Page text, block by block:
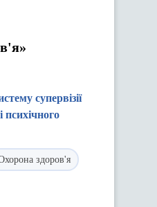
супервізії
психічного
здоров'я